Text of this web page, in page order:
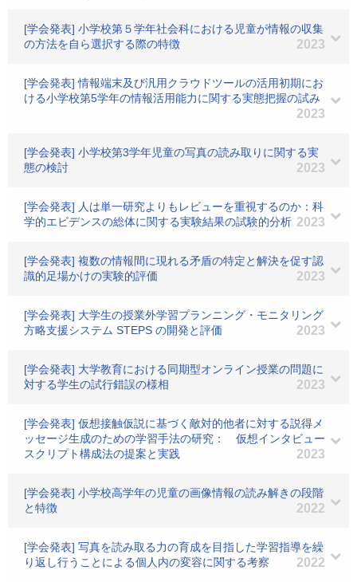
[学会発表] 小学校第５学年社会科における児童が情報の収集
の方法を自ら選択する際の特徴
2023
[学会発表] 情報端末及び汎用クラウドツールの活用初期にお
ける小学校第5学年の情報活用能力に関する実態把握の試み
2023
[学会発表] 小学校第3学年児童の写真の読み取りに関する実
態の検討
2023
[学会発表] 人は単一研究よりもレビューを重視するのか：科
学的エビデンスの総体に関する実験結果の試験的分析 2023
[学会発表] 複数の情報間に現れる矛盾の特定と解決を促す認
識的足場かけの実験的評価
2023
[学会発表] 大学生の授業外学習プランニング・モニタリング
方略支援システム STEPS の開発と評価
2023
[学会発表] 大学教育における同期型オンライン授業の問題に
対する学生の試行錯誤の様相
2023
[学会発表] 仮想接触仮説に基づく敵対的他者に対する説得メ
ッセージ生成のための学習手法の研究： 仮想インタビュー
スクリプト構成法の提案と実践
2023
[学会発表] 小学校高学年の児童の画像情報の読み解きの段階
と特徴
2022
[学会発表] 写真を読み取る力の育成を目指した学習指導を繰
り返し行うことによる個人内の変容に関する考察
2022